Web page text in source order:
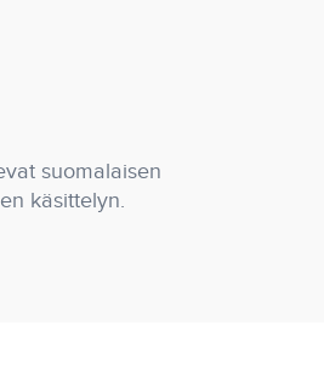
suomalaisen
käsittelyn.